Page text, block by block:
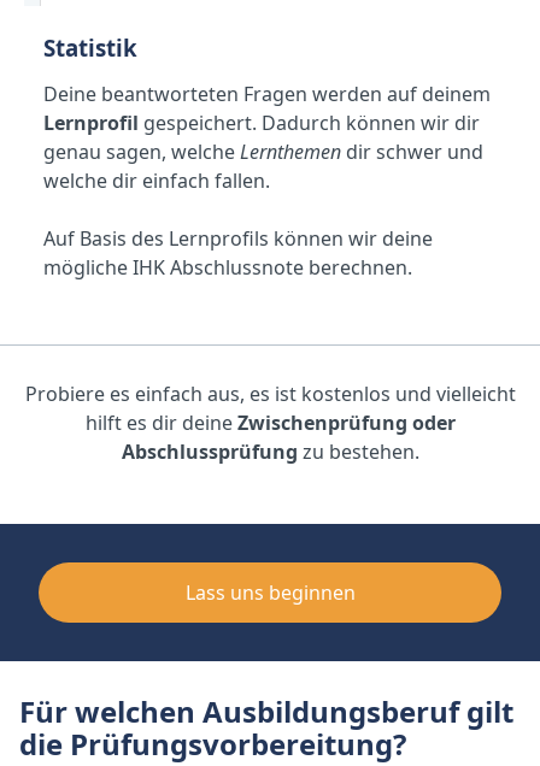
Statistik
Deine beantworteten Fragen werden auf deinem
Lernprofil gespeichert. Dadurch können wir dir
genau sagen, welcheLernthemen dir schwer und
welche dir einfach fallen.
Auf Basis des Lernprofils können wir deine
mögliche IHK Abschlussnote berechnen.
Probiere es einfach aus, es ist kostenlos und vielleicht
hilft es dir deineZwischenprüfung oder
Abschlussprüfung zu bestehen.
Lass uns beginnen
Für welchen Ausbildungsberuf gilt
die Prüfungsvorbereitung?